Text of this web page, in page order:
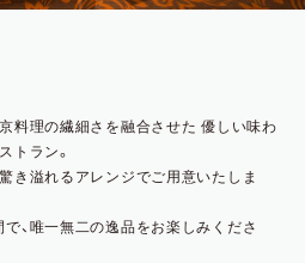
料理の繊細さを融合させた 優しい味わ
トラン。
き溢れるアレンジでご用意いたしま
、唯一無二の逸品をお楽しみくださ